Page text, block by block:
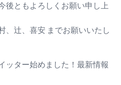
後ともよろしくお願い申し上
辻、喜安 までお願いいたし
ター始めました！最新情報